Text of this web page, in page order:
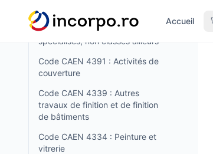
principal
Accueil
Code CAEN 4399 : Autres
travaux de construction
spécialisés, non classés ailleurs
Code CAEN 4391 : Activités de
couverture
Code CAEN 4339 : Autres
travaux de finition et de finition
de bâtiments
Code CAEN 4334 : Peinture et
vitrerie